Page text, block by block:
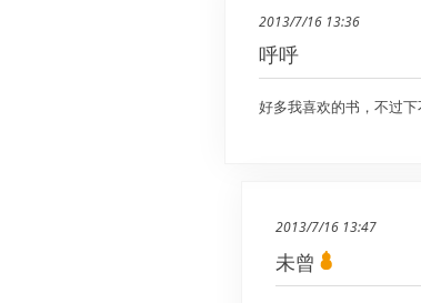
2013/7/16 13:36
呼呼
好多我喜欢的书，不过
2013/7/16 13:47
未曾